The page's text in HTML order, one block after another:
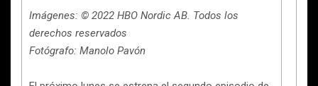
Imágenes: © 2022 HBO Nordic AB. Todos los
derechos reservados
Fotógrafo: Manolo Pavón